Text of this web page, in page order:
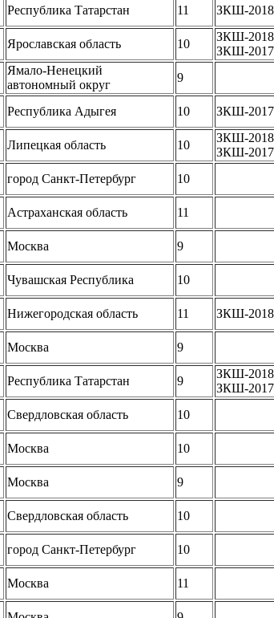
Республика Татарстан 11 ЗКШ-
Ярославская область 10
ЗКШ-
ЗКШ-
Ямало-Ненецкий
автономный округ
9
Республика Адыгея 10 ЗКШ-
Липецкая область 10
ЗКШ-
ЗКШ-
город Санкт-Петербург 10
Астраханская область 11
Москва 9
Чувашская Республика 10
Нижегородская область 11 ЗКШ-
Москва 9
Республика Татарстан 9
ЗКШ-
ЗКШ-
Свердловская область 10
Москва 10
Москва 9
Свердловская область 10
город Санкт-Петербург 10
Москва 11